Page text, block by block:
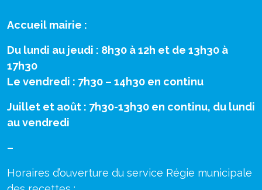
Accueil mairie :
Du lundi au jeudi : 8h30 à 12h et de 13h30 à
17h30
Le vendredi : 7h30 – 14h30 en continu
Juillet et août : 7h30-13h30 en continu, du lundi
au vendredi
–
Horaires d’ouverture du service Régie municipale